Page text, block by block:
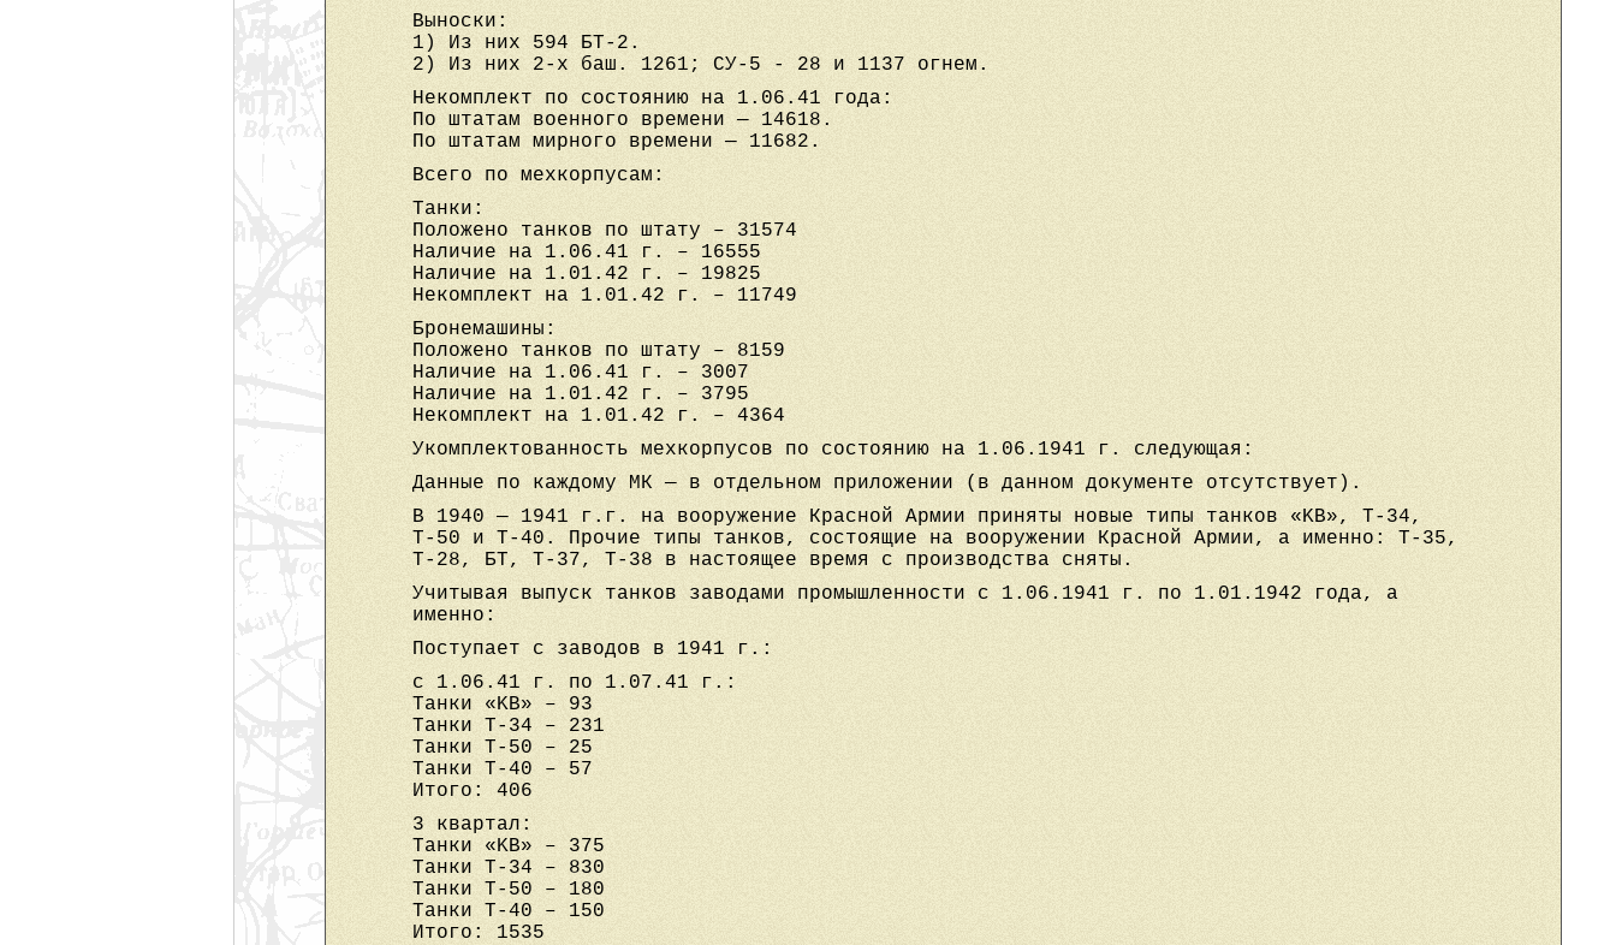
Выноски:
1) Из них 594 БТ-2.
2) Из них 2-х баш. 1261; СУ-5 - 28 и 1137 огнем.
Некомплект по состоянию на 1.06.41 года:
По штатам военного времени — 14618.
По штатам мирного времени — 11682.
Всего по мехкорпусам:
Танки:
Положено танков по штату – 31574
Наличие на 1.06.41 г. – 16555
Наличие на 1.01.42 г. – 19825
Некомплект на 1.01.42 г. – 11749
Бронемашины:
Положено танков по штату – 8159
Наличие на 1.06.41 г. – 3007
Наличие на 1.01.42 г. – 3795
Некомплект на 1.01.42 г. – 4364
Укомплектованность мехкорпусов по состоянию на 1.06.1941 г. следующая:
Данные по каждому МК — в отдельном приложении (в данном документе отсутствует).
В 1940 — 1941 г.г. на вооружение Красной Армии приняты новые типы танков «KB», Т-34,
Т-50 и Т-40. Прочие типы танков, состоящие на вооружении Красной Армии, а именно: Т-35,
Т-28, БТ, Т-37, Т-38 в настоящее время с производства сняты.
Учитывая выпуск танков заводами промышленности с 1.06.1941 г. по 1.01.1942 года, а
именно:
Поступает с заводов в 1941 г.:
с 1.06.41 г. по 1.07.41 г.:
Танки «KB» – 93
Танки Т-34 – 231
Танки Т-50 – 25
Танки Т-40 – 57
Итого: 406
3 квартал:
Танки «KB» – 375
Танки Т-34 – 830
Танки Т-50 – 180
Танки Т-40 – 150
Итого: 1535